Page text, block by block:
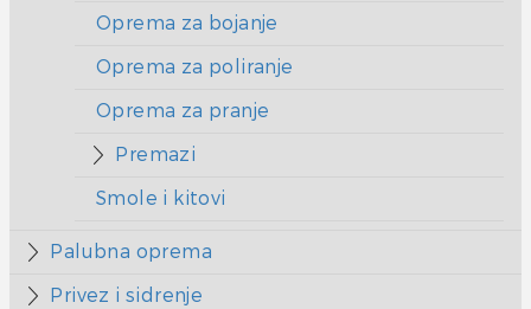
Oprema za bojanje
Oprema za poliranje
Oprema za pranje
Premazi
Smole i kitovi
Palubna oprema
Privez i sidrenje